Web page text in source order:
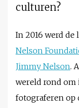
culturen?
In 2016 werd
Nelson
Jimmy Nelson.
wereld rond om
fotograferen op